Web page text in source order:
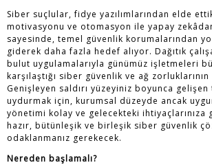
Siber suçlular, fidye yazılımlarından elde
motivasyonu ve otomasyon ile yapay
sayesinde, temel güvenlik korumalarından
giderek daha fazla hedef alıyor. Dağıtık
bulut uygulamalarıyla günümüz işletmeleri
karşılaştığı siber güvenlik ve ağ
Genişleyen saldırı yüzeyiniz boyunca
uydurmak için, kurumsal düzeyde ancak
yönetimi kolay ve gelecekteki ihtiyaçlarınıza
hazır, bütünleşik ve birleşik siber güvenlik
odaklanmanız gerekecek.
Nereden başlamalı?